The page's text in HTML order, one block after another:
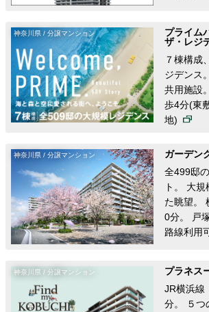
神奈川県 / 分譲マンション
プライム
ザ・レジ
７棟構成
ジデンス
共用施設
歩4分(東
地)
神奈川県 / 分譲マンション
ガーデン
全499邸
ト。 大
た眺望。
0分。 戸
路線利用
神奈川県 / 分譲マンション
プラネス
JR横浜線
分。 ５つ